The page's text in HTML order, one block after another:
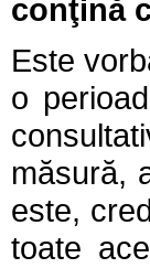
conţină
Este
o
măsură,
este,
toate